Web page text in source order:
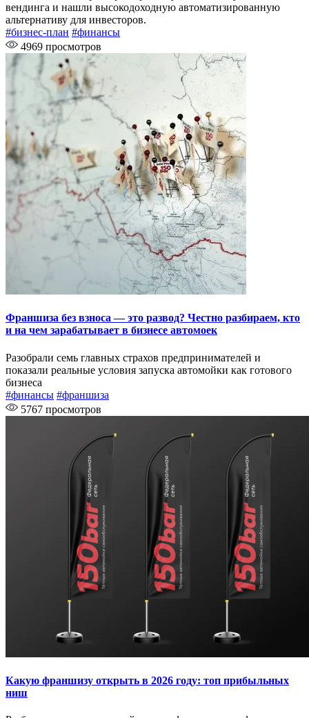
вендинга и нашли высокодоходную автоматизированную
альтернативу для инвесторов.
#бизнес-план #финансы
4969 просмотров
Франшиза без взноса — это развод? Честно разбираем, кто
и на чем зарабатывает в бизнесе автомоек
Разобрали семь главных страхов предпринимателей и
показали реальные условия запуска автомойки как готового
бизнеса
#финансы #франшиза
5767 просмотров
Какую франшизу открыть в 2026 году: топ прибыльных
ниш